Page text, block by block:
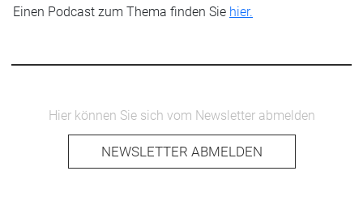
Einen Podcast zum Thema finden Sie hier.
Hier können Sie sich vom Newsletter abmelden
NEWSLETTER ABMELDEN